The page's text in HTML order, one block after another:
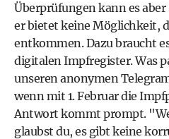
Überprüfungen kann es
er bietet keine Möglichkeit,
entkommen. Dazu braucht
digitalen Impfregister. Was
unseren anonymen
wenn mit 1. Februar die
Antwort kommt prompt.
glaubst du, es gibt keine